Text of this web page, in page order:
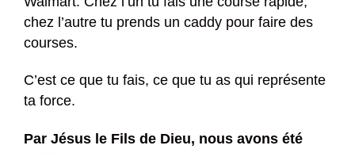
chez l’autre tu prends un caddy pour faire des
courses.
C’est ce que tu fais, ce que tu as qui représente
ta force.
Par Jésus le Fils de Dieu, nous avons été